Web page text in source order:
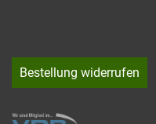
Bestellung widerrufen